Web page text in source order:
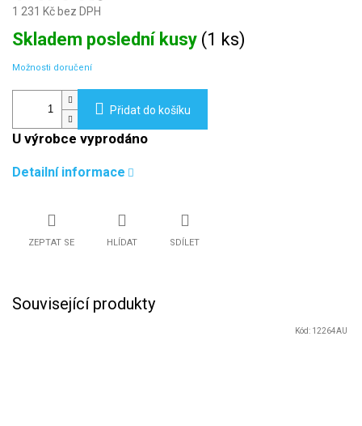
1 231 Kč bez DPH
Měrná
cena:
Skladem poslední kusy (1 ks)
Možnosti doručení
Přidat do košíku
U výrobce vyprodáno
Detailní informace
ZEPTAT SE HLÍDAT SDÍLET
Související produkty
Kód: 12264AU